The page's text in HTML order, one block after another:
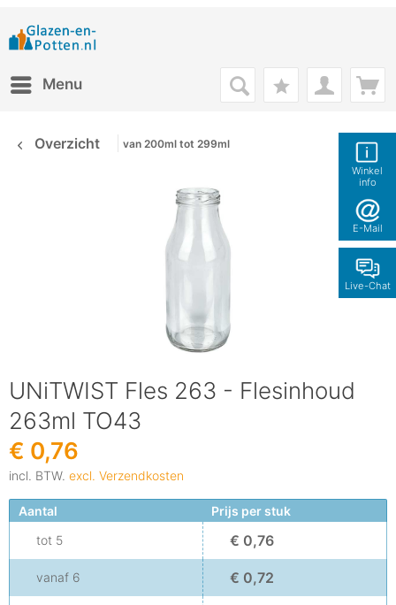
Winkel
info
E-Mail
Live-Chat
Menu
Overzicht van 200ml tot 299ml
UNiTWIST Fles 263 - Flesinhoud
263ml TO43
€ 0,76
incl. BTW. excl. Verzendkosten
Aantal
Prijs per stuk
tot 5 € 0,76
vanaf 6 € 0,72